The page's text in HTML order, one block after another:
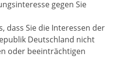
gegen Sie
dass Sie die Interessen der
Deutschland nicht
oder beeinträchtigen